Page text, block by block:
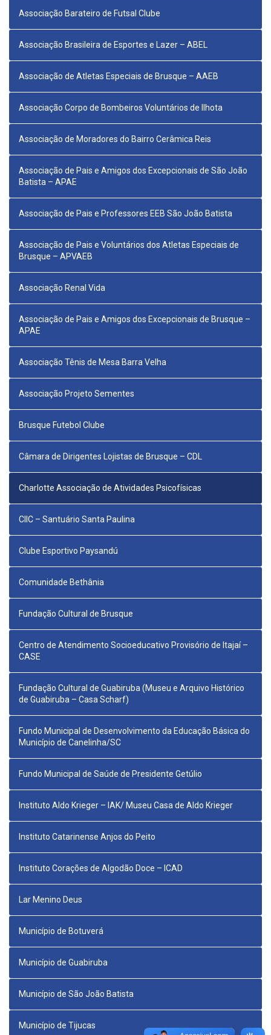
Associação Barateiro de Futsal Clube
Associação Brasileira de Esportes e Lazer – ABEL
Associação de Atletas Especiais de Brusque – AAEB
Associação Corpo de Bombeiros Voluntários de Ilhota
Associação de Moradores do Bairro Cerâmica Reis
Associação de Pais e Amigos dos Excepcionais de São João
Batista – APAE
Associação de Pais e Professores EEB São João Batista
Associação de Pais e Voluntários dos Atletas Especiais de
Brusque – APVAEB
Associação Renal Vida
Associação de Pais e Amigos dos Excepcionais de Brusque –
APAE
Associação Tênis de Mesa Barra Velha
Associação Projeto Sementes
Brusque Futebol Clube
Câmara de Dirigentes Lojistas de Brusque – CDL
Charlotte Associação de Atividades Psicofísicas
CIIC – Santuário Santa Paulina
Clube Esportivo Paysandú
Comunidade Bethânia
Fundação Cultural de Brusque
Centro de Atendimento Socioeducativo Provisório de Itajaí –
CASE
Fundação Cultural de Guabiruba (Museu e Arquivo Histórico
de Guabiruba – Casa Scharf)
Fundo Municipal de Desenvolvimento da Educação Básica do
Município de Canelinha/SC
Fundo Municipal de Saúde de Presidente Getúlio
Instituto Aldo Krieger – IAK/ Museu Casa de Aldo Krieger
Instituto Catarinense Anjos do Peito
Instituto Corações de Algodão Doce – ICAD
Lar Menino Deus
Município de Botuverá
Município de Guabiruba
Município de São João Batista
Município de Tijucas